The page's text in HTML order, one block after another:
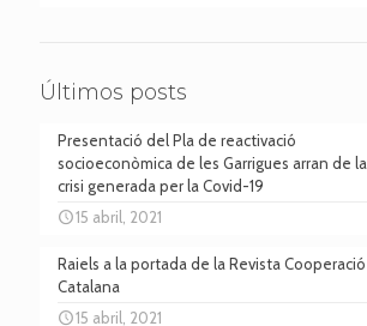
Últimos posts
Presentació del Pla de reactivació
socioeconòmica de les Garrigues arran de la
crisi generada per la Covid-19
15 abril, 2021
Raiels a la portada de la Revista Cooperació
Catalana
15 abril, 2021